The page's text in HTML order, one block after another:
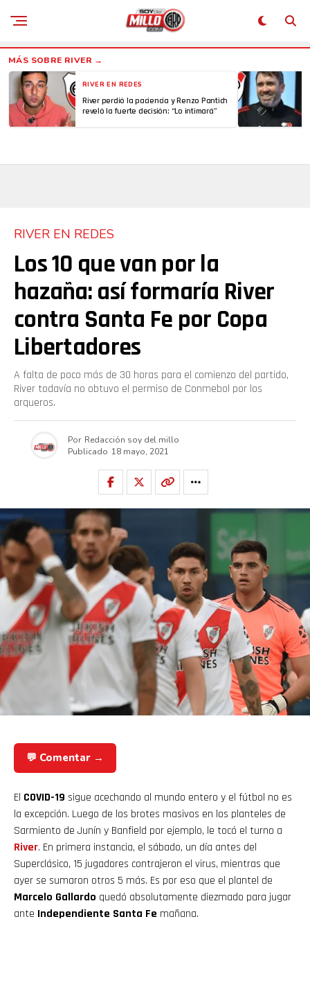
RIVER EN REDES
River perdió la paciencia y Renzo Pantich
reveló la fuerte decisión: “Lo intimará”
RIVER EN REDES
Los 10 que van por la
hazaña: así formaría River
contra Santa Fe por Copa
Libertadores
A falta de poco más de 30 horas para el comienzo del partido,
River todavía no obtuvo el permiso de Conmebol por los
arqueros.
Por Redacción soy del millo
Publicado 18 mayo, 2021
💬 Comentar →
El COVID-19 sigue acechando al mundo entero y el fútbol no es
la excepción. Luego de los brotes masivos en los planteles de
Sarmiento de Junín y Banfield por ejemplo, le tocó el turno a
River. En primera instancia, el sábado, un día antes del
Superclásico, 15 jugadores contrajeron el virus, mientras que
ayer se sumaron otros 5 más. Es por eso que el plantel de
Marcelo Gallardo quedó absolutamente diezmado para jugar
ante Independiente Santa Fe mañana.